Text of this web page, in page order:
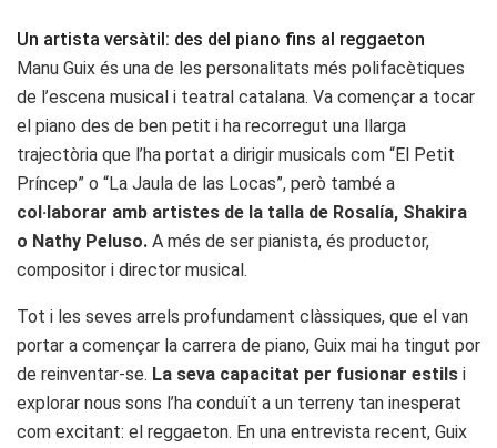
Un artista versàtil: des del piano fins al reggaeton
Manu Guix és una de les personalitats més polifacètiques
de l’escena musical i teatral catalana. Va començar a tocar
el piano des de ben petit i ha recorregut una llarga
trajectòria que l’ha portat a dirigir musicals com “El Petit
Príncep” o “La Jaula de las Locas”, però també a
col·laborar amb artistes de la talla de Rosalía, Shakira
o Nathy Peluso. A més de ser pianista, és productor,
compositor i director musical.
Tot i les seves arrels profundament clàssiques, que el van
portar a començar la carrera de piano, Guix mai ha tingut por
de reinventar-se. La seva capacitat per fusionar estils i
explorar nous sons l’ha conduït a un terreny tan inesperat
com excitant: el reggaeton. En una entrevista recent, Guix